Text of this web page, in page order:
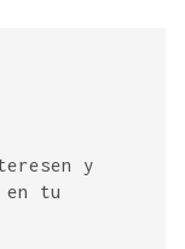
y
en tu